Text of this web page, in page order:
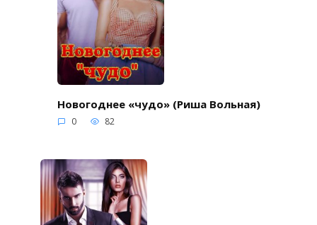
Новогоднее «чудо» (Риша Вольная)
0 82